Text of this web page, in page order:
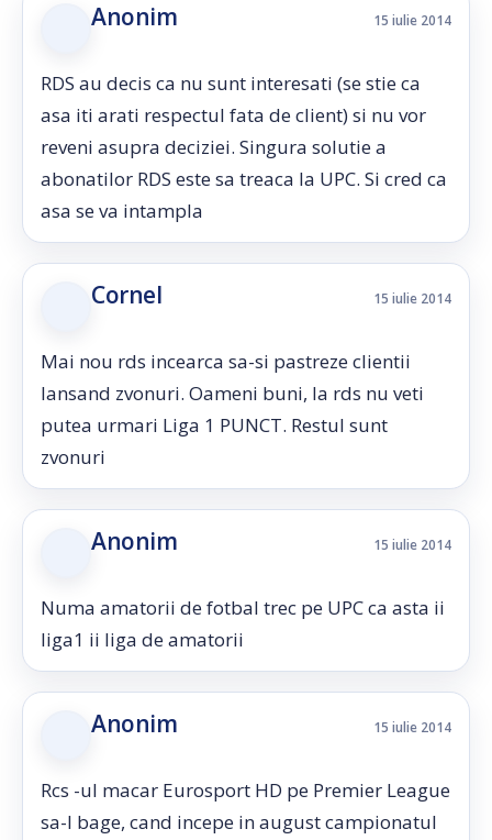
Anonim 15 iulie 2014
RDS au decis ca nu sunt interesati (se stie ca
asa iti arati respectul fata de client) si nu vor
reveni asupra deciziei. Singura solutie a
abonatilor RDS este sa treaca la UPC. Si cred ca
asa se va intampla
Cornel 15 iulie 2014
Mai nou rds incearca sa-si pastreze clientii
lansand zvonuri. Oameni buni, la rds nu veti
putea urmari Liga 1 PUNCT. Restul sunt
zvonuri
Anonim 15 iulie 2014
Numa amatorii de fotbal trec pe UPC ca asta ii
liga1 ii liga de amatorii
Anonim 15 iulie 2014
Rcs -ul macar Eurosport HD pe Premier League
sa-l bage, cand incepe in august campionatul